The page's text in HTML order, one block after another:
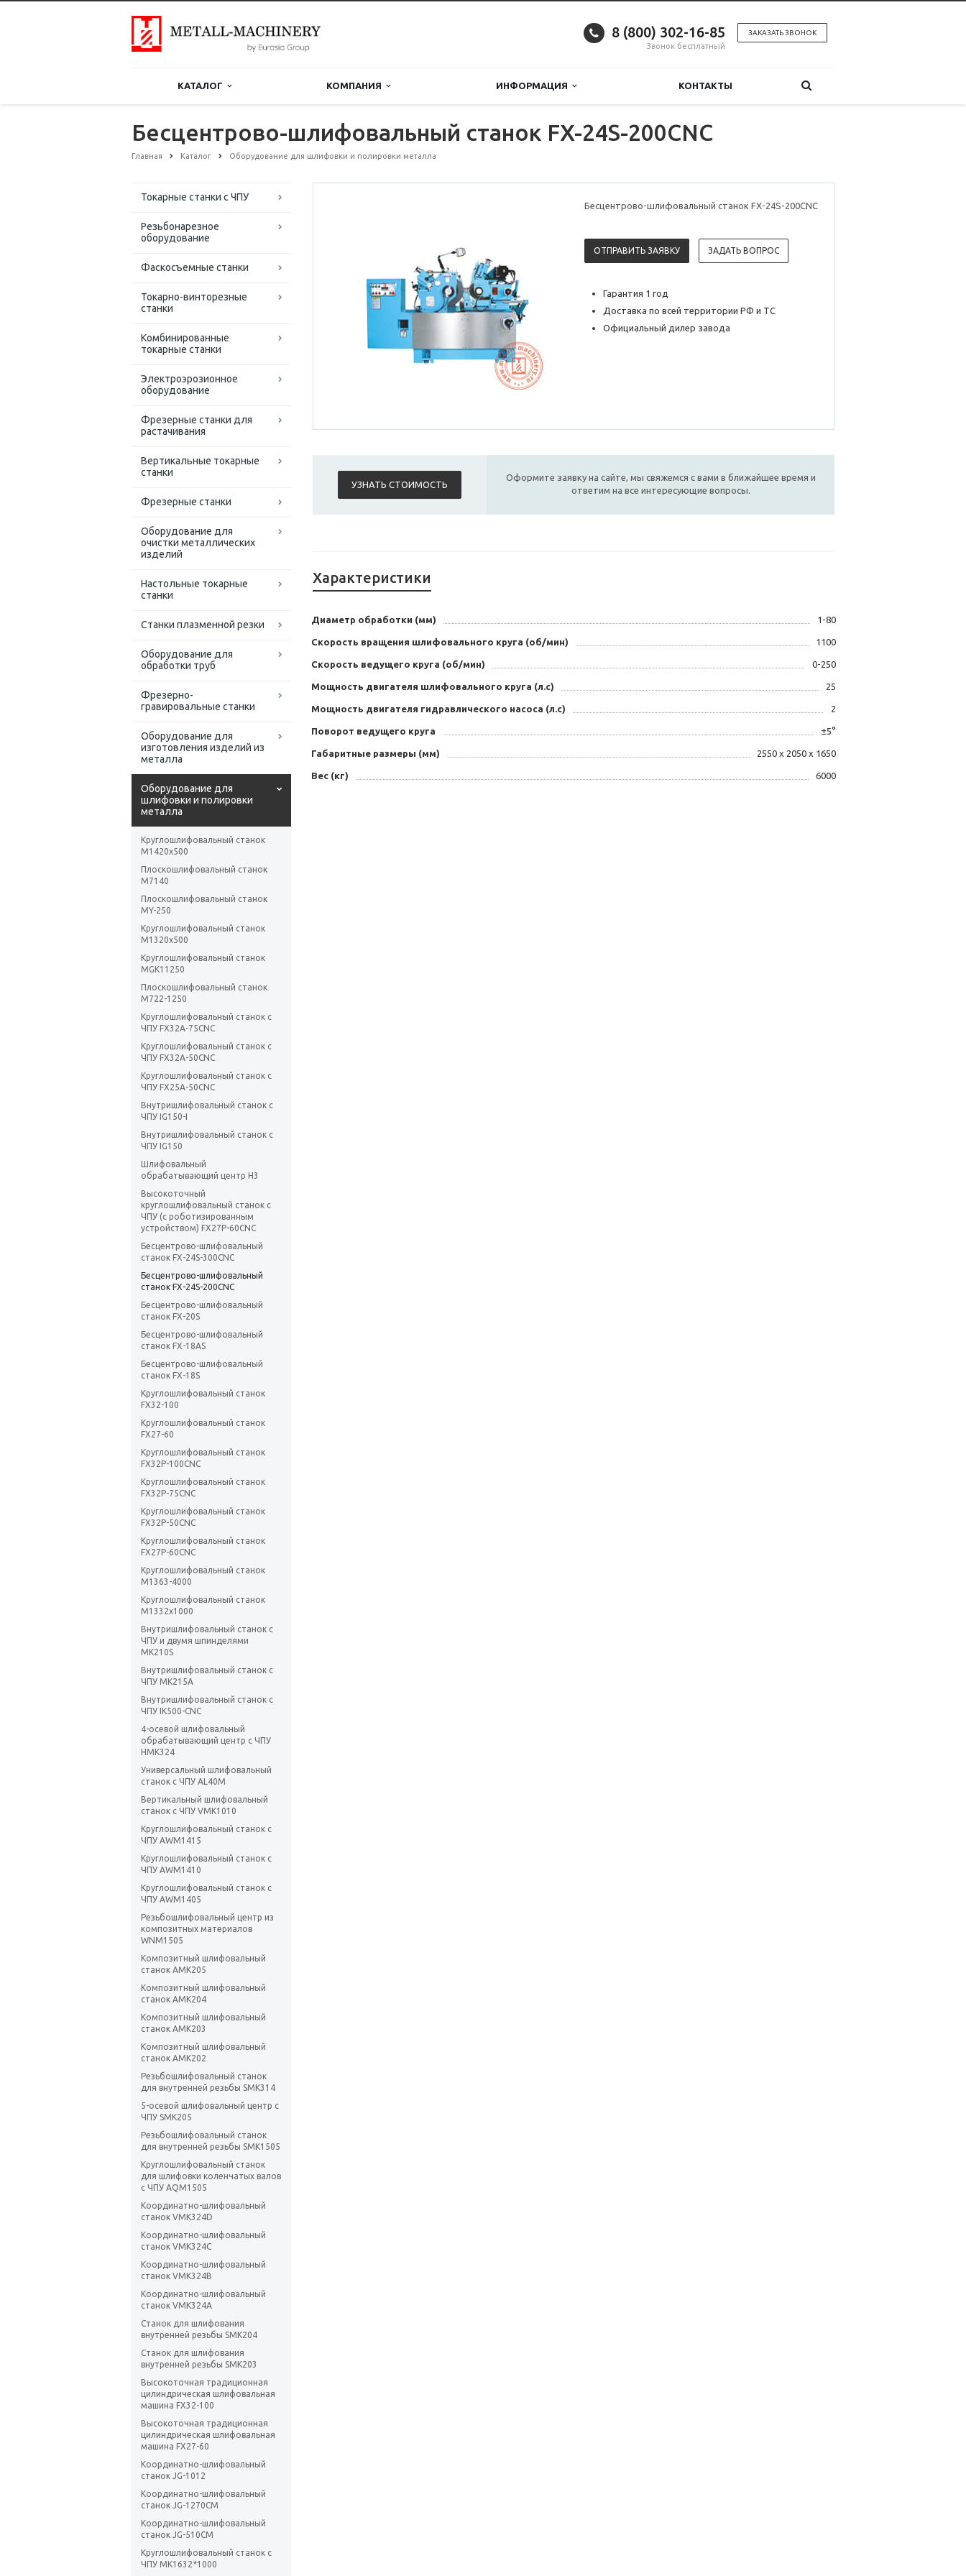
ЗАКАЗАТЬ ЗВОНОК
8 (800) 302-16-85
Звонок бесплатный
КАТАЛОГ КОМПАНИЯ ИНФОРМАЦИЯ КОНТАКТЫ
Бесцентрово-шлифовальный станок FX-24S-200CNC
Главная Каталог Оборудование для шлифовки и полировки металла
Токарные станки с ЧПУ
Резьбонарезное
оборудование
Фаскосъемные станки
Токарно-винторезные
станки
Комбинированные
токарные станки
Электроэрозионное
оборудование
Фрезерные станки для
растачивания
Вертикальные токарные
станки
Фрезерные станки
Оборудование для
очистки металлических
изделий
Настольные токарные
станки
Станки плазменной резки
Оборудование для
обработки труб
Фрезерно-
гравировальные станки
Оборудование для
изготовления изделий из
металла
Оборудование для
шлифовки и полировки
металла
Круглошлифовальный станок
M1420x500
Плоскошлифовальный станок
M7140
Плоскошлифовальный станок
MY-250
Круглошлифовальный станок
M1320x500
Круглошлифовальный станок
MGK11250
Плоскошлифовальный станок
М722-1250
Круглошлифовальный станок с
ЧПУ FX32A-75CNC
Круглошлифовальный станок с
ЧПУ FX32A-50CNC
Круглошлифовальный станок с
ЧПУ FX25A-50CNC
Внутришлифовальный станок с
ЧПУ IG150-I
Внутришлифовальный станок с
ЧПУ IG150
Шлифовальный
обрабатывающий центр H3
Высокоточный
круглошлифовальный станок с
ЧПУ (с роботизированным
устройством) FX27P-60CNC
Бесцентрово-шлифовальный
станок FX-24S-300CNC
Бесцентрово-шлифовальный
станок FX-24S-200CNC
Бесцентрово-шлифовальный
станок FX-20S
Бесцентрово-шлифовальный
станок FX-18AS
Бесцентрово-шлифовальный
станок FX-18S
Круглошлифовальный станок
FX32-100
Круглошлифовальный станок
FX27-60
Круглошлифовальный станок
FX32P-100CNC
Круглошлифовальный станок
FX32P-75CNC
Круглошлифовальный станок
FX32P-50CNC
Круглошлифовальный станок
FX27P-60CNC
Круглошлифовальный станок
М1363-4000
Круглошлифовальный станок
М1332х1000
Внутришлифовальный станок с
ЧПУ и двумя шпинделями
МК210S
Внутришлифовальный станок с
ЧПУ MK215A
Внутришлифовальный станок с
ЧПУ IK500-CNC
4-осевой шлифовальный
обрабатывающий центр с ЧПУ
HMK324
Универсальный шлифовальный
станок с ЧПУ AL40M
Вертикальный шлифовальный
станок с ЧПУ VMK1010
Круглошлифовальный станок с
ЧПУ AWM1415
Круглошлифовальный станок с
ЧПУ AWM1410
Круглошлифовальный станок с
ЧПУ AWM1405
Резьбошлифовальный центр из
композитных материалов
WNM1505
Композитный шлифовальный
станок AMK205
Композитный шлифовальный
станок AMK204
Композитный шлифовальный
станок AMK203
Композитный шлифовальный
станок AMK202
Резьбошлифовальный станок
для внутренней резьбы SMK314
5-осевой шлифовальный центр с
ЧПУ SMK205
Резьбошлифовальный станок
для внутренней резьбы SMK1505
Круглошлифовальный станок
для шлифовки коленчатых валов
с ЧПУ AQM1505
Координатно-шлифовальный
станок VMK324D
Координатно-шлифовальный
станок VMK324С
Координатно-шлифовальный
станок VMK324B
Координатно-шлифовальный
станок VMK324A
Станок для шлифования
внутренней резьбы SMK204
Станок для шлифования
внутренней резьбы SMK203
Высокоточная традиционная
цилиндрическая шлифовальная
машина FX32-100
Высокоточная традиционная
цилиндрическая шлифовальная
машина FX27-60
Координатно-шлифовальный
станок JG-1012
Координатно-шлифовальный
станок JG-1270CM
Координатно-шлифовальный
станок JG-510CM
Круглошлифовальный станок с
ЧПУ MK1632*1000
Бесцентрово-шлифовальный станок FX-24S-200CNC
ОТПРАВИТЬ ЗАЯВКУ ЗАДАТЬ ВОПРОС
Гарантия 1 год
Доставка по всей территории РФ и ТС
Официальный дилер завода
УЗНАТЬ СТОИМОСТЬ
Оформите заявку на сайте, мы свяжемся с вами в ближайшее время и
ответим на все интересующие вопросы.
Характеристики
Диаметр обработки (мм) 1-80
Скорость вращения шлифовального круга (об/мин) 1100
Скорость ведущего круга (об/мин) 0-250
Мощность двигателя шлифовального круга (л.с) 25
Мощность двигателя гидравлического насоса (л.с) 2
Поворот ведущего круга ±5°
Габаритные размеры (мм) 2550 x 2050 x 1650
Вес (кг) 6000